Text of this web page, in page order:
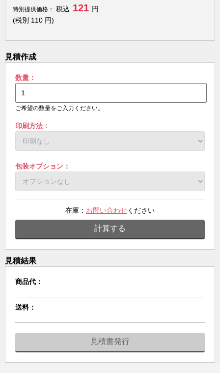
特別提供価格：
税込 121 円
(税別 110 円)
見積作成
数量：
ご希望の数量をご入力ください。
印刷方法：
包装オプション：
在庫： お問い合わせください
計算する
見積結果
商品代：
送料：
見積書発行